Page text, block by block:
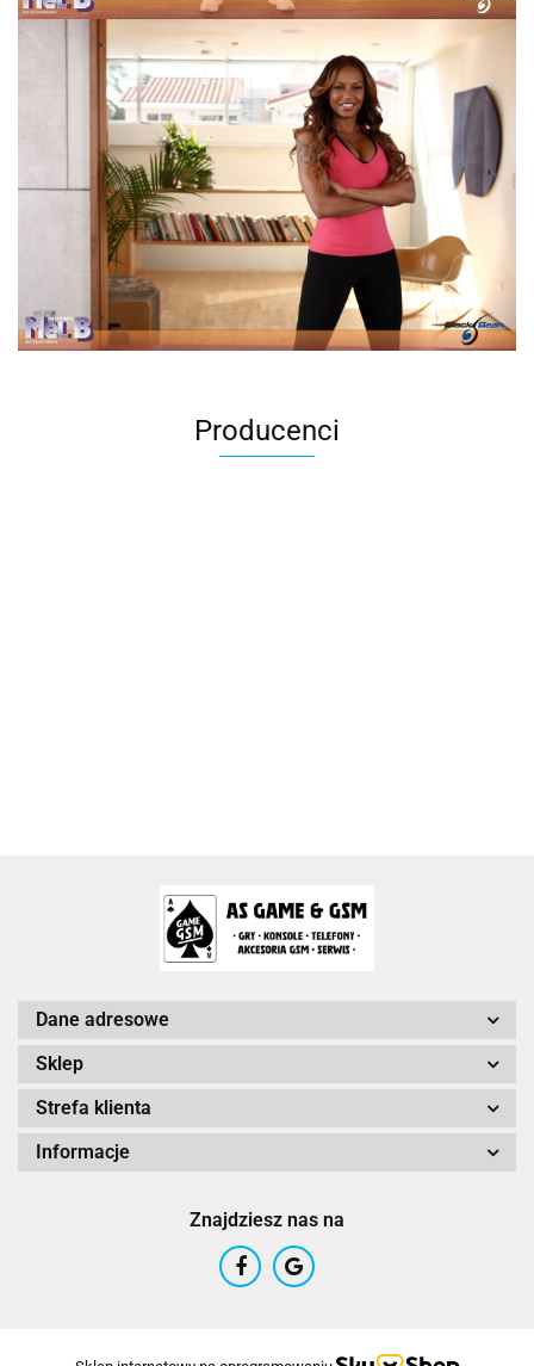
Producenci
Arc System Works Europe
Dane adresowe
Sklep
Strefa klienta
Informacje
Znajdziesz nas na